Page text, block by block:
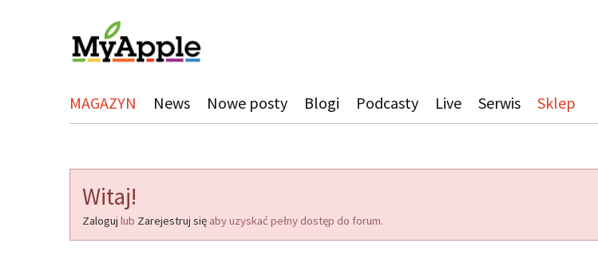
MAGAZYN News Nowe posty Blogi Podcasty Live Serwis Sklep
Witaj!
Zaloguj lub Zarejestruj się aby uzyskać pełny dostęp do forum.